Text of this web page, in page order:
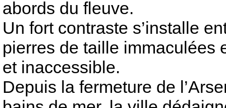
abords du fleuve.
Un fort contraste s’installe
pierres de taille immaculées
et inaccessible.
Depuis la fermeture de